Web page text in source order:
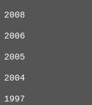
2008
2006
2005
2004
1997